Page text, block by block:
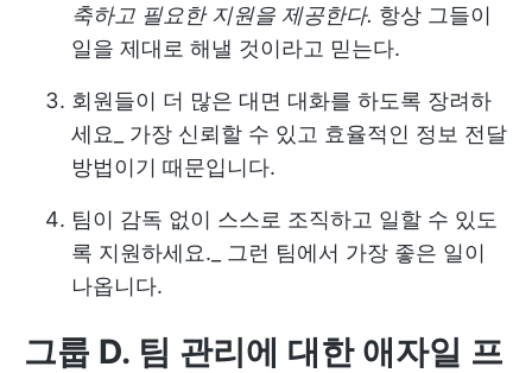
축하고 필요한 지원을 제공한다. 항상 그들이
일을 제대로 해낼 것이라고 믿는다.
회원들이 더 많은 대면 대화를 하도록 장려하
세요_ 가장 신뢰할 수 있고 효율적인 정보 전달
방법이기 때문입니다.
팀이 감독 없이 스스로 조직하고 일할 수 있도
록 지원하세요._ 그런 팀에서 가장 좋은 일이
나옵니다.
그룹 D. 팀 관리에 대한 애자일 프